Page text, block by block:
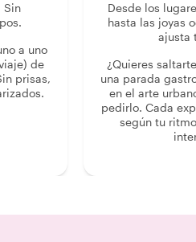
Sin
a uno
de
prisas,
Desde los
hasta las joyas
ajusta
¿Quieres
una parada
en el arte
pedirlo. Cada
según tu